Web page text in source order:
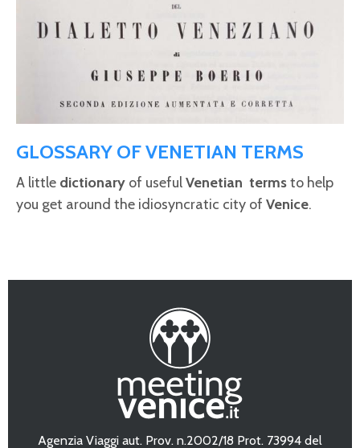
GLOSSARY OF VENETIAN TERMS
A little dictionary of usefulVenetian termsto help
you get around the idiosyncratic city of Venice.
Agenzia Viaggi aut. Prov. n.2002/18 Prot. 73994 del